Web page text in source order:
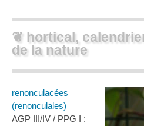
❦ hortical,
de la nature
renonculacées
(renonculales)
AGP III/IV / PPG I :